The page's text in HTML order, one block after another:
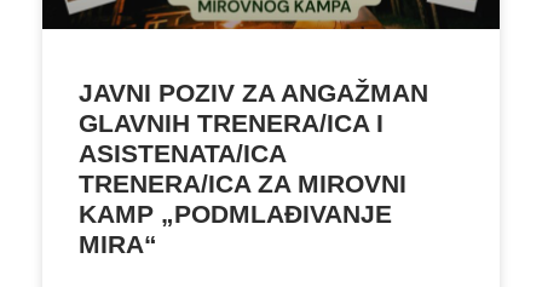
JAVNI POZIV ZA ANGAŽMAN
GLAVNIH TRENERA/ICA I
ASISTENATA/ICA
TRENERA/ICA ZA MIROVNI
KAMP „PODMLAĐIVANJE
MIRA“